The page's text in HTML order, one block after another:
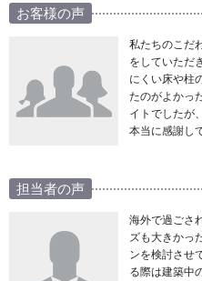
お客様の声
私たちのこだ
をしていただ
にくい床や柱
たのがよかっ
イトでしたが
本当に感謝し
担当者の声
海外で過ごさ
ズも大きかっ
ンを検討させ
る際は建築中